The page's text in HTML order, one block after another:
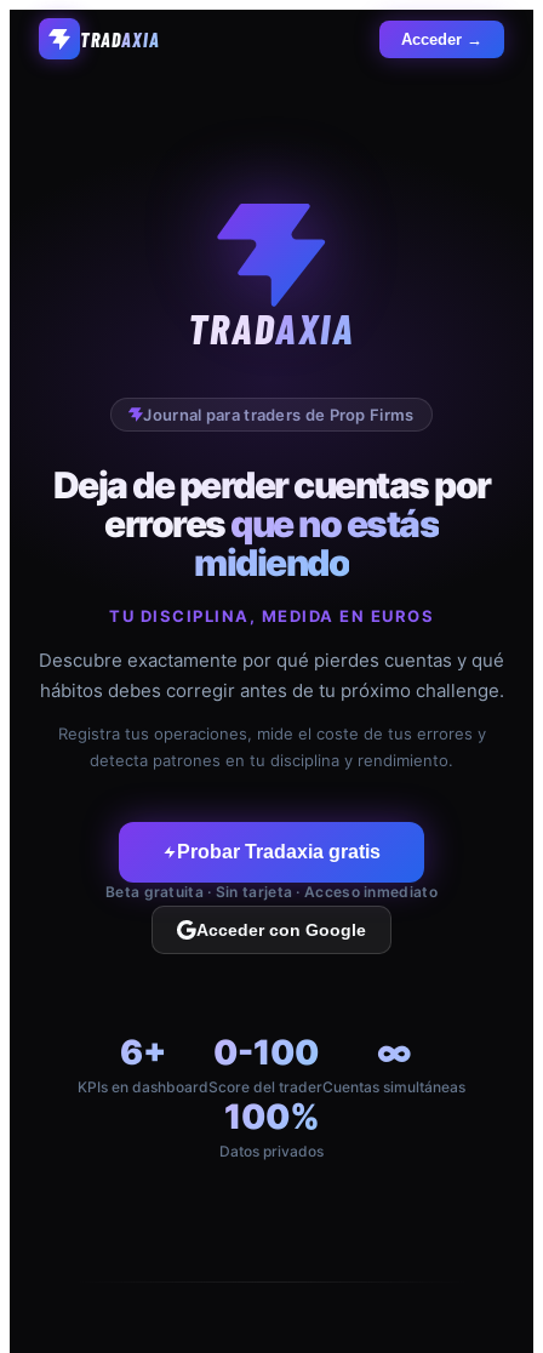
TRADAXIA Acceder →
TRADAXIA
Journal para traders de Prop Firms
Deja de perder cuentas por
erroresque no estás
midiendo
TU DISCIPLINA, MEDIDA EN EUROS
Descubre exactamente por qué pierdes cuentas y qué
hábitos debes corregir antes de tu próximo challenge.
Registra tus operaciones, mide el coste de tus errores y
detecta patrones en tu disciplina y rendimiento.
Probar Tradaxia gratis
Beta gratuita · Sin tarjeta · Acceso inmediato
Acceder con Google
6+
KPIs en dashboard
0-100
Score del trader
∞
Cuentas simultáneas
100%
Datos privados